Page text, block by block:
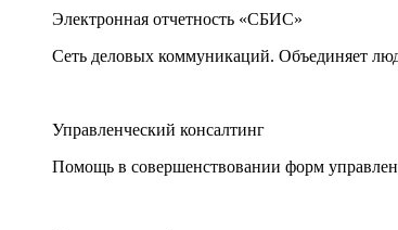
Электронная отчетность «СБИС»
Сеть деловых коммуникаций. Объединяет
Управленческий консалтинг
Помощь в совершенствовании форм